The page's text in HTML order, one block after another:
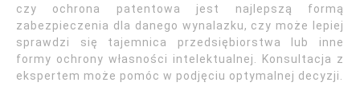
czy ochrona patentowa jest najlepszą formą
zabezpieczenia dla danego wynalazku, czy może lepiej
sprawdzi się tajemnica przedsiębiorstwa lub inne
formy ochrony własności intelektualnej. Konsultacja z
ekspertem może pomóc w podjęciu optymalnej decyzji.